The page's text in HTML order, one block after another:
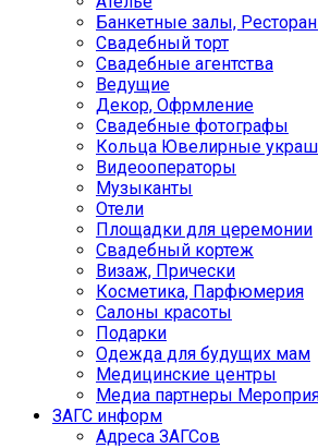
Банкетные залы,
Свадебный торт
Свадебные агентства
Ведущие
Декор, Офрмление
Свадебные фотографы
Кольца Ювелирные
Видеооператоры
Музыканты
Отели
Площадки для церемонии
Свадебный кортеж
Визаж, Прически
Косметика, Парфюмерия
Салоны красоты
Подарки
Одежда для будущих мам
Медицинские центры
Медиа партнеры
ЗАГС информ
Адреса ЗАГСов